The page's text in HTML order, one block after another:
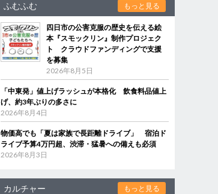
ふむふむ もっと見る
四日市の公害克服の歴史を伝える絵
本『スモックリン』制作プロジェク
ト クラウドファンディングで支援
を募集
2026年8月5日
「中東発」値上げラッシュが本格化 飲食料品値上
げ、約3年ぶりの多さに
2026年8月4日
物価高でも「夏は家族で長距離ドライブ」 宿泊ド
ライブ予算4万円超、渋滞・猛暑への備えも必須
2026年8月3日
カルチャー もっと見る